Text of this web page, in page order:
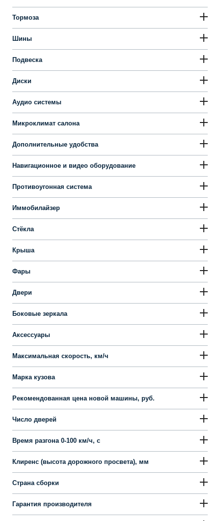
Тормоза
Шины
Подвеска
Диски
Аудио системы
Микроклимат салона
Дополнительные удобства
Навигационное и видео оборудование
Противоугонная система
Иммобилайзер
Стёкла
Крыша
Фары
Двери
Боковые зеркала
Аксессуары
Максимальная скорость, км/ч
Марка кузова
Рекомендованная цена новой машины, руб.
Число дверей
Время разгона 0-100 км/ч, с
Клиренс (высота дорожного просвета), мм
Страна сборки
Гарантия производителя